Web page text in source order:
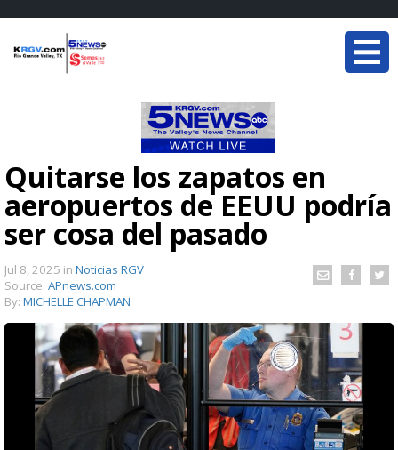
Quitarse los zapatos en
aeropuertos de EEUU podría
ser cosa del pasado
Jul 8, 2025 in Noticias RGV
Source: APnews.com
By: MICHELLE CHAPMAN